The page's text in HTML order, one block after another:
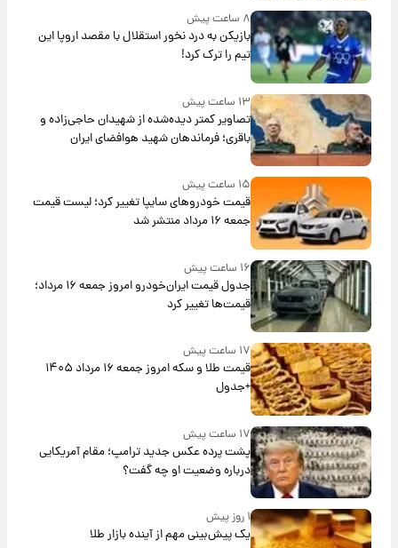
۸ ساعت پیش
بازیکن به درد نخور استقلال با مقصد اروپا این
تیم را ترک کرد!
۱۳ ساعت پیش
تصاویر کمتر دیده‌شده از شهیدان حاجی‌زاده و
باقری؛ فرماندهان شهید هوافضای ایران
۱۵ ساعت پیش
قیمت خودروهای سایپا تغییر کرد؛ لیست قیمت
جمعه ۱۶ مرداد منتشر شد
۱۶ ساعت پیش
جدول قیمت ایران‌خودرو امروز جمعه ۱۶ مرداد؛
قیمت‌ها تغییر کرد
۱۷ ساعت پیش
قیمت طلا و سکه امروز جمعه ۱۶ مرداد ۱۴۰۵
+جدول
۱۷ ساعت پیش
پشت پرده عکس جدید ترامپ؛ مقام آمریکایی
درباره وضعیت او چه گفت؟
۱ روز پیش
یک پیش‌بینی مهم از آینده بازار طلا